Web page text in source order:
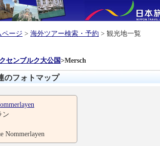
ページ > 海外ツアー検索・予約 > 観光地一覧
センブルク大公国>Mersch
のフォトマップ
ン
Nommerlayen